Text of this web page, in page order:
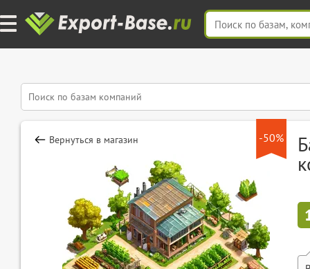
-50%
Вернуться в магазин